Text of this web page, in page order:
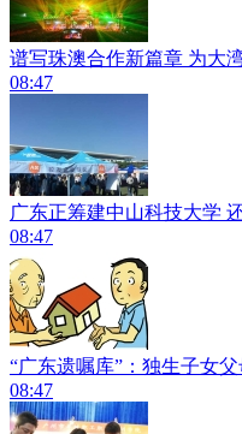
谱写珠澳合作新篇章 为大
08:47
广东正筹建中山科技大学
08:47
“广东遗嘱库”：独生子女
08:47